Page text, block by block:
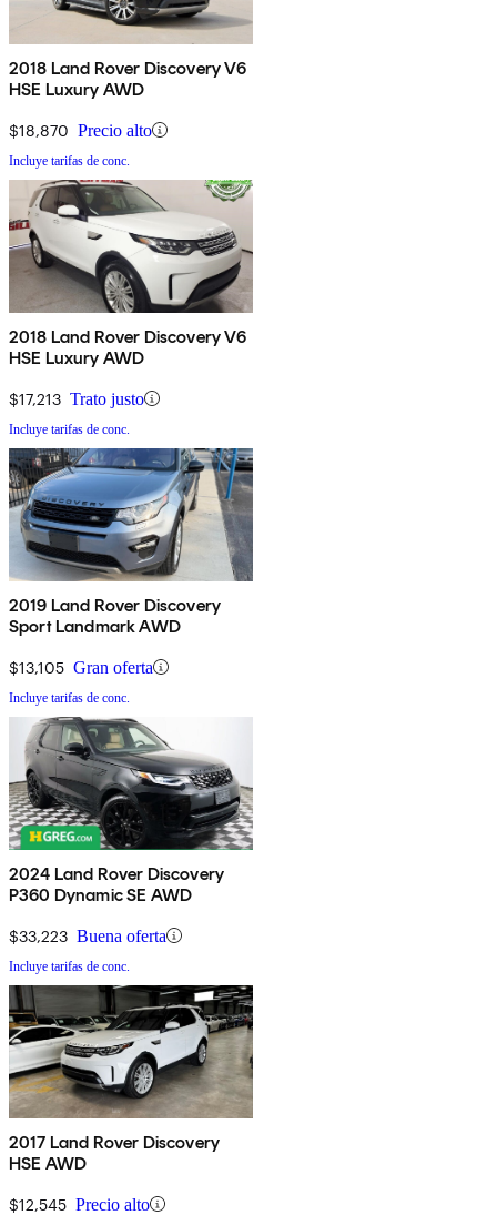
2018 Land Rover Discovery V6
HSE Luxury AWD
$18,870 Precio alto
Incluye tarifas de conc.
2018 Land Rover Discovery V6
HSE Luxury AWD
$17,213 Trato justo
Incluye tarifas de conc.
2019 Land Rover Discovery
Sport Landmark AWD
$13,105 Gran oferta
Incluye tarifas de conc.
2024 Land Rover Discovery
P360 Dynamic SE AWD
$33,223 Buena oferta
Incluye tarifas de conc.
2017 Land Rover Discovery
HSE AWD
$12,545 Precio alto